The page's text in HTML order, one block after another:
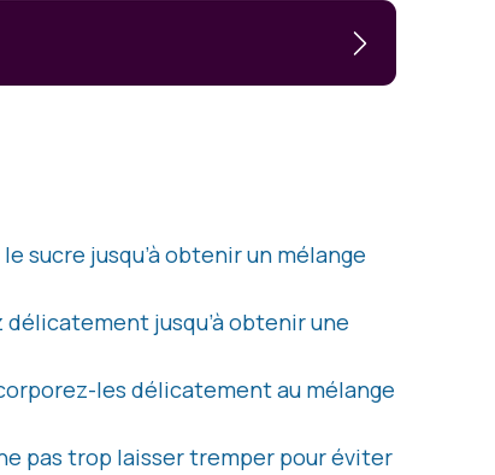
sucre jusqu’à obtenir un mélange
jusqu’à obtenir une
les délicatement au mélange
pas trop laisser tremper pour éviter